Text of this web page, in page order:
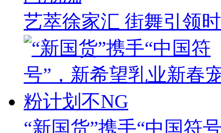
艺萃徐家汇 街舞引领
“新国货”携手“中国符